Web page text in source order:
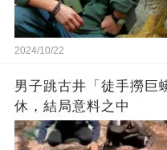
2024/10/22
男子跳古井「徒手撈巨
休，結局意料之中